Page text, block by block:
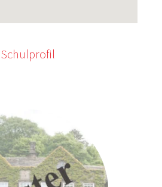
Schulprofil